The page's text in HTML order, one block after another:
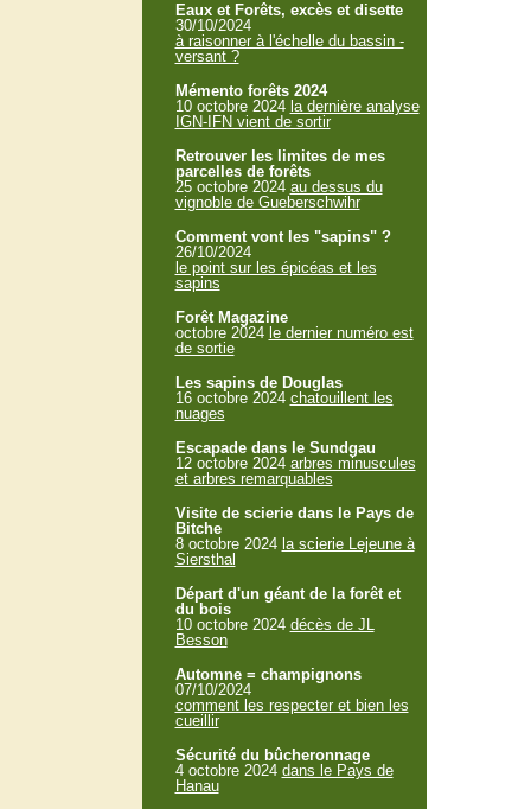
Eaux et Forêts, excès et disette
30/10/2024
à raisonner à l'échelle du bassin -
versant ?
Mémento forêts 2024
10 octobre 2024 la dernière analyse
IGN-IFN vient de sortir
Retrouver les limites de mes
parcelles de forêts
25 octobre 2024 au dessus du
vignoble de Gueberschwihr
Comment vont les "sapins" ?
26/10/2024
le point sur les épicéas et les
sapins
Forêt Magazine
octobre 2024 le dernier numéro est
de sortie
Les sapins de Douglas
16 octobre 2024 chatouillent les
nuages
Escapade dans le Sundgau
12 octobre 2024 arbres minuscules
et arbres remarquables
Visite de scierie dans le Pays de
Bitche
8 octobre 2024 la scierie Lejeune à
Siersthal
Départ d'un géant de la forêt et
du bois
10 octobre 2024 décès de JL
Besson
Automne = champignons
07/10/2024
comment les respecter et bien les
cueillir
Sécurité du bûcheronnage
4 octobre 2024 dans le Pays de
Hanau